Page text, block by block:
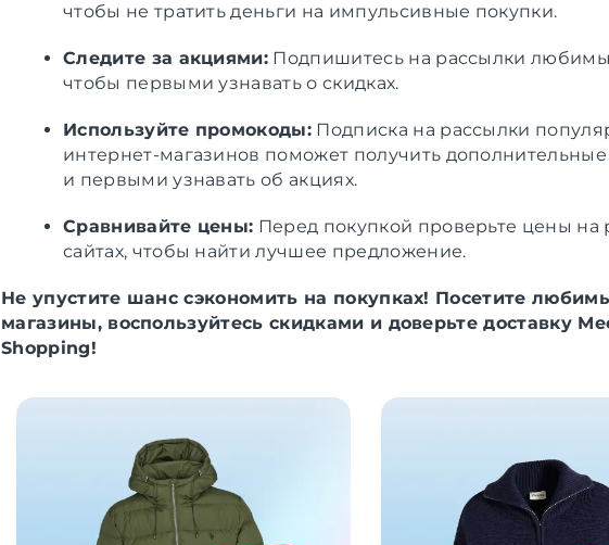
чтобы не тратить деньги на импульсивные покупки.
Следите за акциями: Подпишитесь на рассылки
чтобы первыми узнавать о скидках.
Используйте промокоды: Подписка на рассылки
интернет-магазинов поможет получить
и первыми узнавать об акциях.
Сравнивайте цены: Перед покупкой проверьте цены на
сайтах, чтобы найти лучшее предложение.
Не упустите шанс сэкономить на покупках! Посетите
магазины, воспользуйтесь скидками и доверьте доставку
Shopping!